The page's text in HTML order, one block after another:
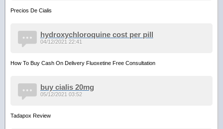
Precios De Cialis
hydroxychloroquine cost per pill
How To Buy Cash On Delivery Fluoxetine Free Consultation
04/12/2021 22:41
buy cialis 20mg
Tadapox Review
05/12/2021 03:52